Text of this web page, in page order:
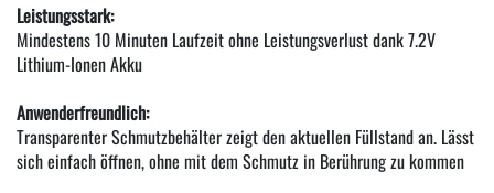
Leistungsstark:
Mindestens 10 Minuten Laufzeit ohne Leistungsverlust dank 7.2V
Lithium-Ionen Akku
Anwenderfreundlich:
Transparenter Schmutzbehälter zeigt den aktuellen Füllstand an. Lässt
sich einfach öffnen, ohne mit dem Schmutz in Berührung zu kommen